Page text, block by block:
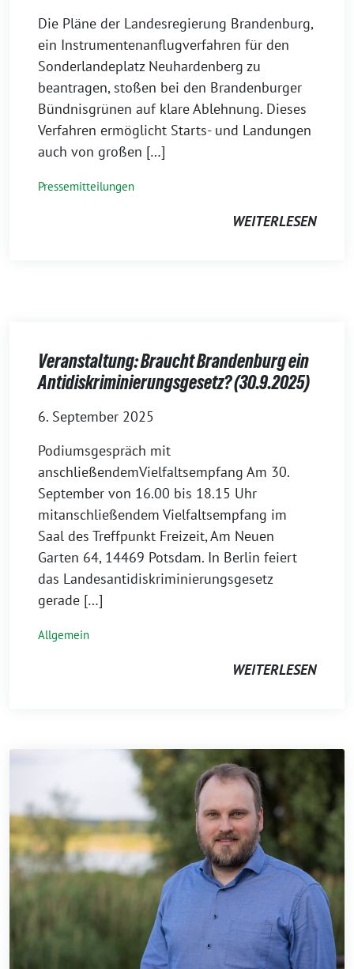
Die Pläne der Landesregierung Brandenburg,
ein Instrumentenanflugverfahren für den
Sonderlandeplatz Neuhardenberg zu
beantragen, stoßen bei den Brandenburger
Bündnisgrünen auf klare Ablehnung. Dieses
Verfahren ermöglicht Starts- und Landungen
auch von großen […]
Pressemitteilungen
WEITERLESEN
Veranstaltung: Braucht Brandenburg ein
Antidiskriminierungsgesetz? (30.9.2025)
6. September 2025
Podiumsgespräch mit
anschließendemVielfaltsempfang Am 30.
September von 16.00 bis 18.15 Uhr
mitanschließendem Vielfaltsempfang im
Saal des Treffpunkt Freizeit, Am Neuen
Garten 64, 14469 Potsdam. In Berlin feiert
das Landesantidiskriminierungsgesetz
gerade […]
Allgemein
WEITERLESEN